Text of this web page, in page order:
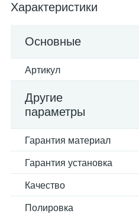
Характеристики
Основные
Артикул
Другие
параметры
Гарантия материал
Гарантия установка
Качество
Полировка